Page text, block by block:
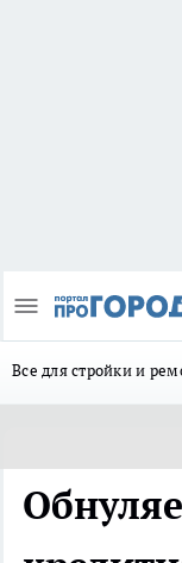
Все для стройки и